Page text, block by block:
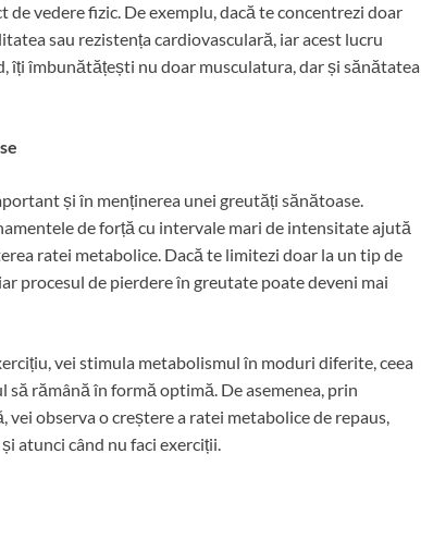
vedere fizic. De exemplu, dacă te concentrezi doar
sau rezistența cardiovasculară, iar acest lucru
îți îmbunătățești nu doar musculatura, dar și sănătatea
și în menținerea unei greutăți sănătoase.
de forță cu intervale mari de intensitate ajută
ratei metabolice. Dacă te limitezi doar la un tip de
procesul de pierdere în greutate poate deveni mai
vei stimula metabolismul în moduri diferite, ceea
să rămână în formă optimă. De asemenea, prin
observa o creștere a ratei metabolice de repaus,
atunci când nu faci exerciții.